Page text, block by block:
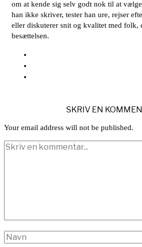
om at kende sig selv godt nok til at
han ikke skriver, tester han ure, rejser
eller diskuterer snit og kvalitet med folk,
besættelsen.
SKRIV EN
Your email address will not be published.